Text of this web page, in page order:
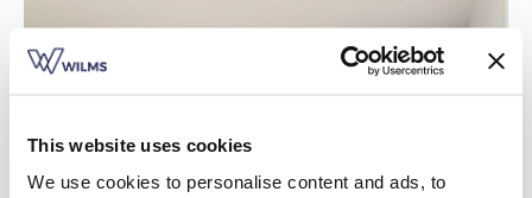
This website uses cookies
We use cookies to personalise content and ads, to